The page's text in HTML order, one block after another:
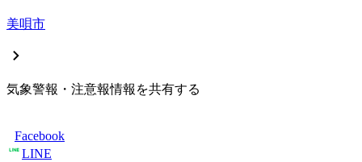
美唄市
気象警報・注意報情報を共有する
Facebook
LINE